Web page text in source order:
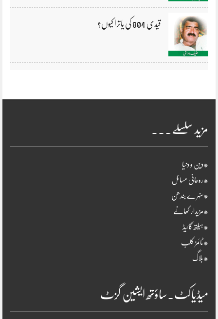
قیدی 804 کی یاترا کیوں؟
مزید سلسلے۔۔۔
*دین و دنیا
*روحانی مسائل
*سنہرے بندھن
*مزیدار کھانے
*ہیلتھ گائیڈ
*ٹائمز کلب
*بلاگ
میڈیاکٹ۔ساؤتھ ایشین گزٹ